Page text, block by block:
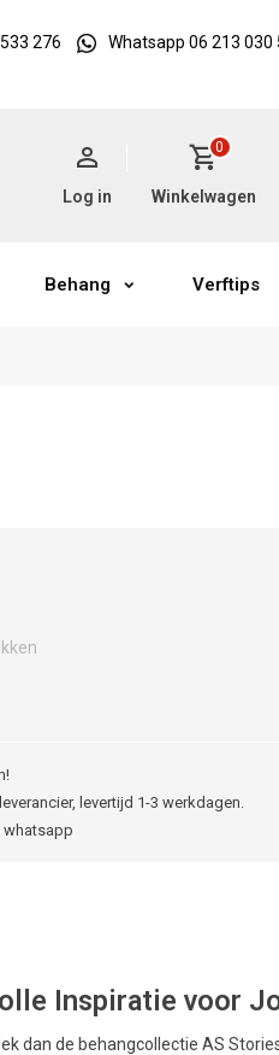
276 Whatsapp 06 213 030
0
Winkelwagen
Log in
Behang Verftips
levertijd 1-3 werkdagen.
whatsapp
Inspiratie voor
dan de behangcollectie AS